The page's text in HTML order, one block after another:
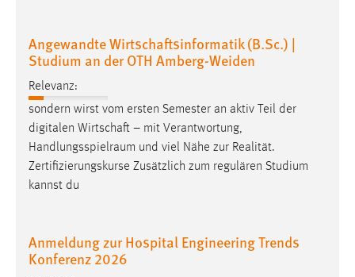
Angewandte Wirtschaftsinformatik (B.Sc.) |
Studium an der OTH Amberg-Weiden
Relevanz:
sondern wirst vom ersten Semester an aktiv Teil der
digitalen Wirtschaft – mit Verantwortung,
Handlungsspielraum und viel Nähe zur Realität.
Zertifizierungskurse Zusätzlich zum regulären Studium
kannst du
Anmeldung zur Hospital Engineering Trends
Konferenz 2026
Google Ads
Name:
_gcl_au
Anbieter:
Google Ireland Limited
Zweck:
Cookie Laufzeit:
3 Monate